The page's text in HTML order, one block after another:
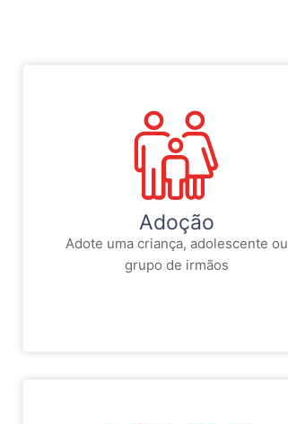
Adoção
Adote uma criança, adolescente ou
grupo de irmãos